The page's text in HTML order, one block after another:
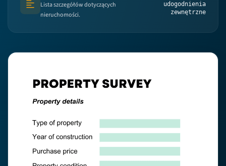
Text (multi-lines)
Lista szczegółów dotyczących
nieruchomości.
udogodnienia
zewnętrzne